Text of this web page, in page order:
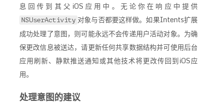
息回传到其父iOS应用中。无论你在响应中提供
NSUserActivity 对象与否都要这样做。如果Intents扩展
成功处理了意图，则可能永远不会传递用户活动对象。为确
保更改信息被送达，请更新任何共享数据结构并可使用后台
应用刷新、静默推送通知或其他技术将更改传回到iOS应
用。
处理意图的建议